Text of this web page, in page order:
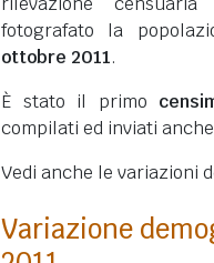
fotografato la
ottobre 2011.
È stato il primo
compilati ed inviati
Vedi anche le variazioni
Variazione